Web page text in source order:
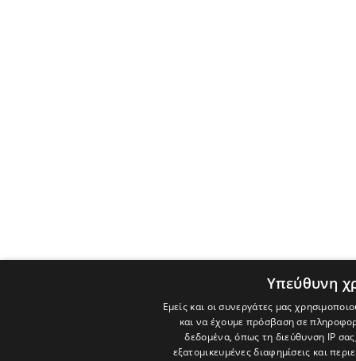
Υπεύθυνη
Εμείς και οι συνεργάτες μας
και να έχουμε πρόσβαση σε
δεδομένα, όπως τη διεύθυνση IP
εξατομικευμένες διαφημίσεις και